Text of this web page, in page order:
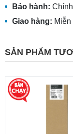
Bảo hành:
Giao hàng:
SẢN PHẨM